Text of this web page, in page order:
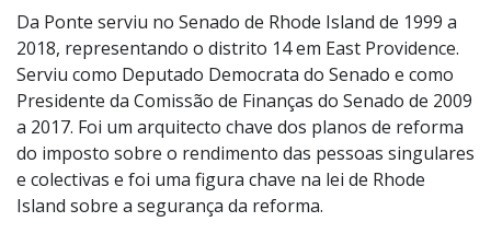
Da Ponte serviu no Senado de Rhode Island de 1999 a
2018, representando o distrito 14 em East Providence.
Serviu como Deputado Democrata do Senado e como
Presidente da Comissão de Finanças do Senado de 2009
a 2017. Foi um arquitecto chave dos planos de reforma
do imposto sobre o rendimento das pessoas singulares
e colectivas e foi uma figura chave na lei de Rhode
Island sobre a segurança da reforma.